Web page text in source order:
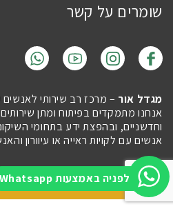
לפניה באמצעות Whatsapp
שומרים על קשר
מגדל אור – מרכז רב שירותי
אנחנו מתמקדים בפיתוח ומתן
וחדשניים, ובהפצת ידע בתחומי
אנשים עם לקויות ראייה או עיוורון
Imaginet